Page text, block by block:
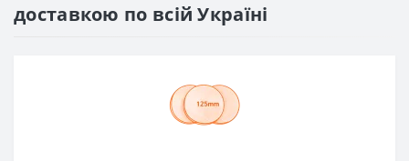
доставкою по всій Україні